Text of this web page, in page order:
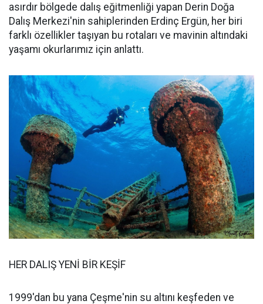
asırdır bölgede dalış eğitmenliği yapan Derin Doğa
Dalış Merkezi'nin sahiplerinden Erdinç Ergün, her biri
farklı özellikler taşıyan bu rotaları ve mavinin altındaki
yaşamı okurlarımız için anlattı.
HER DALIŞ YENİ BİR KEŞİF
1999'dan bu yana Çeşme'nin su altını keşfeden ve